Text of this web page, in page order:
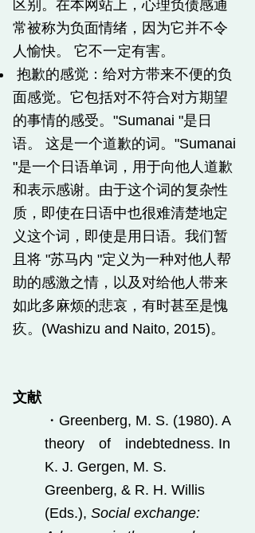
区别。在本网站上，心理负债感通
常被称为负面情绪，因为它并不令
人愉快。 它不一定有害。
抱歉的感觉：给对方带来不便的负
面感觉。它包括对不符合对方期望
的事情的感受。"Sumanai "是日
语。 这是一个道歉的词。 "Sumanai
"是一个日语单词，用于向他人道歉
和表示感谢。由于这个词的复杂性
质，即使在日语中也很难清楚地定
义这个词，即使是用日语。我们暂
且将 "苏马内 "定义为一种对他人帮
助的感激之情，以及对给他人带来
如此多麻烦的悲哀，有时甚至是愧
疚。(Washizu and Naito, 2015)。
​文献
・Greenberg, M. S. (1980). A
theory
of indebtedness. In
K. J. Gergen, M. S.
Greenberg, & R. H. Willis
(Eds.), Social exchange: